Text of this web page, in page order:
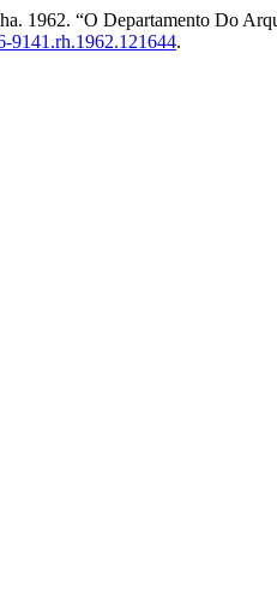
1962. “O Departamento Do
9141.rh.1962.121644.